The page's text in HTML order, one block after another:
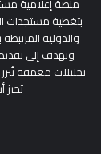
منصة إعلامية
بتغطية مستجدات
والدولية المرتبطة
وتهدف إلى
تحليلات معمقة